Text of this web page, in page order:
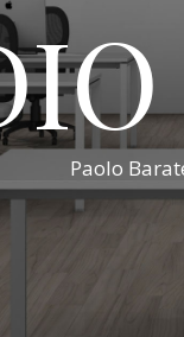
Paolo